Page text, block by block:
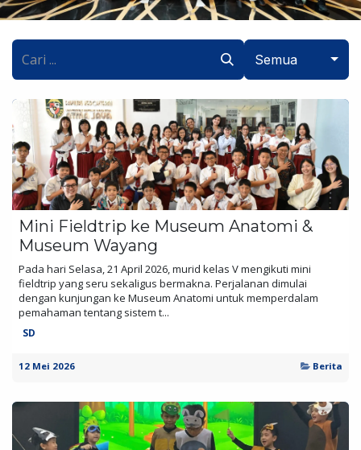
Semua
Mini Fieldtrip ke Museum Anatomi &
Museum Wayang
Pada hari Selasa, 21 April 2026, murid kelas V mengikuti mini
fieldtrip yang seru sekaligus bermakna. Perjalanan dimulai
dengan kunjungan ke Museum Anatomi untuk memperdalam
pemahaman tentang sistem t...
SD
12 Mei 2026 Berita